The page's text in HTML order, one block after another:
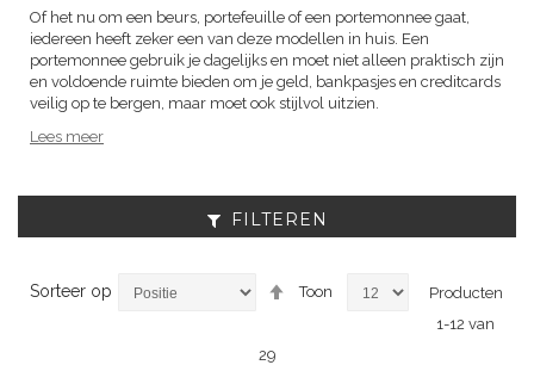
Of het nu om een beurs, portefeuille of een portemonnee gaat,
iedereen heeft zeker een van deze modellen in huis. Een
portemonnee gebruik je dagelijks en moet niet alleen praktisch zijn
en voldoende ruimte bieden om je geld, bankpasjes en creditcards
veilig op te bergen, maar moet ook stijlvol uitzien.
Lees meer
FILTEREN
Sorteer op
Van
Toon
Producten
1-12 van
29